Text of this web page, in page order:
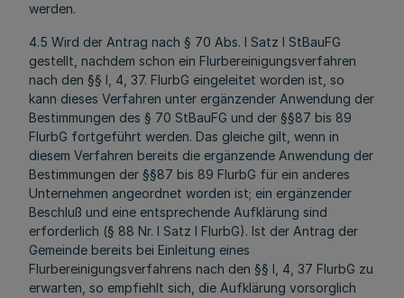
werden.
4.5 Wird der Antrag nach § 70 Abs. l Satz l StBauFG
gestellt, nachdem schon ein Flurbereinigungsverfahren
nach den §§ l, 4, 37. FlurbG eingeleitet worden ist, so
kann dieses Verfahren unter ergänzender Anwendung der
Bestimmungen des § 70 StBauFG und der §§87 bis 89
FlurbG fortgeführt werden. Das gleiche gilt, wenn in
diesem Verfahren bereits die ergänzende Anwendung der
Bestimmungen der §§87 bis 89 FlurbG für ein anderes
Unternehmen angeordnet worden ist; ein ergänzender
Beschluß und eine entsprechende Aufklärung sind
erforderlich (§ 88 Nr. l Satz l FlurbG). Ist der Antrag der
Gemeinde bereits bei Einleitung eines
Flurbereinigungsverfahrens nach den §§ l, 4, 37 FlurbG zu
erwarten, so empfiehlt sich, die Aufklärung vorsorglich